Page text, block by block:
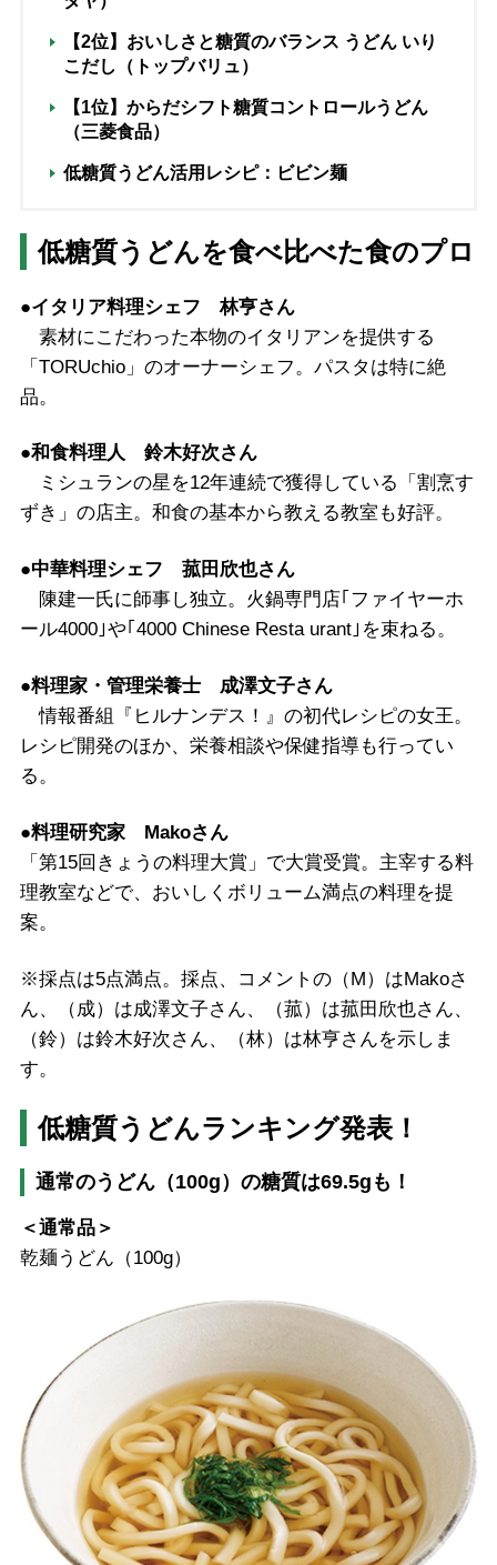
【2位】おいしさと糖質のバランス うどん いり
こだし（トップバリュ）
【1位】からだシフト糖質コントロールうどん
（三菱食品）
低糖質うどん活用レシピ：ビビン麺
低糖質うどんを食べ比べた食のプロ
●イタリア料理シェフ 林亨さん
素材にこだわった本物のイタリアンを提供する
「TORUchio」のオーナーシェフ。パスタは特に絶
品。
●和食料理人 鈴木好次さん
ミシュランの星を12年連続で獲得している「割烹す
ずき」の店主。和食の基本から教える教室も好評。
●中華料理シェフ 菰田欣也さん
陳建一氏に師事し独立。火鍋専門店｢ファイヤーホ
ール4000｣や｢4000 Chinese Resta urant｣を束ねる。
●料理家・管理栄養士 成澤文子さん
情報番組『ヒルナンデス！』の初代レシピの女王。
レシピ開発のほか、栄養相談や保健指導も行ってい
る。
●料理研究家 Makoさん
「第15回きょうの料理大賞」で大賞受賞。主宰する料
理教室などで、おいしくボリューム満点の料理を提
案。
※採点は5点満点。採点、コメントの（M）はMakoさ
ん、（成）は成澤文子さん、（菰）は菰田欣也さん、
（鈴）は鈴木好次さん、（林）は林亨さんを示しま
す。
低糖質うどんランキング発表！
通常のうどん（100g）の糖質は69.5gも！
＜通常品＞
乾麺うどん（100g）